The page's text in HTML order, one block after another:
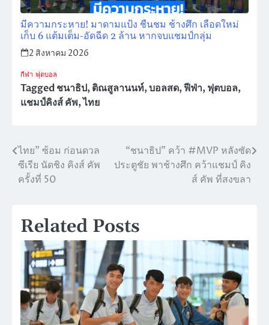
มีความกระหาย! มาดามแป้ง ชื่นชม ช้างศึก เลือดใหม่
เก็บ 6 แต้มเต็ม-อัดฉีด 2 ล้าน หากจบแชมป์กลุ่ม
2 สิงหาคม 2026
กีฬา ฟุตบอล
Taggedชนาธิป,ติณสูลานนท์,บอลสด,ฟีฟ่า,ฟุตบอล,
แชมป์คิงส์ คัพ,ไทย
แนะแนว
เรื่อง
ไทย” ซ้อม ก่อนดวล
ซีเรีย นัดชิง คิงส์ คัพ
ครั้งที่ 50
“ชนาธิป” คว้า #MVP หลังซัด
ประตูชัย พาช้างศึก คว้าแชมป์ คิง
ส์ คัพ ที่สงขลา
Related Posts